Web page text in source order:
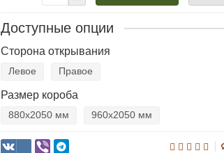
Доступные опции
Сторона открывания
Левое Правое
Размер короба
880х2050 мм 960х2050 мм